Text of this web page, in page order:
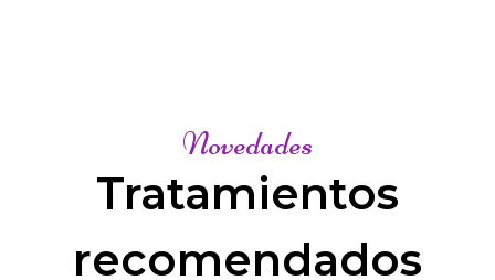
Novedades
Tratamientos
recomendados